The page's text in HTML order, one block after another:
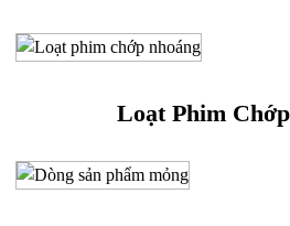
Loạt Phim